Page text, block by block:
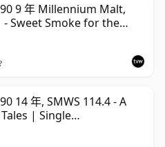
9 年 Millennium Malt,
- Sweet Smoke for the
14 年, SMWS 114.4 - A
| Single
Malt Whisky | 57.8% |